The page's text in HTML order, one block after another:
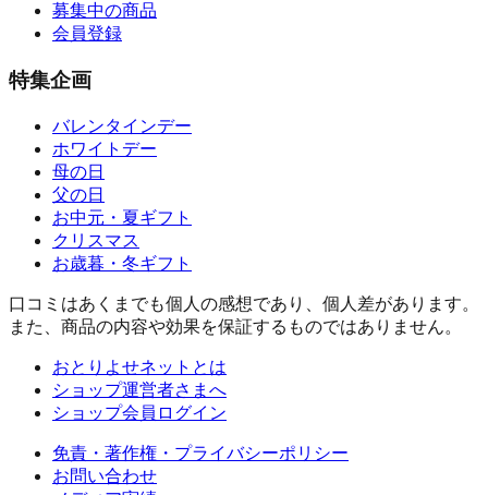
募集中の商品
会員登録
特集企画
バレンタインデー
ホワイトデー
母の日
父の日
お中元・夏ギフト
クリスマス
お歳暮・冬ギフト
口コミはあくまでも個人の感想であり、個人差があります。
また、商品の内容や効果を保証するものではありません。
おとりよせネットとは
ショップ運営者さまへ
ショップ会員ログイン
免責・著作権・プライバシーポリシー
お問い合わせ